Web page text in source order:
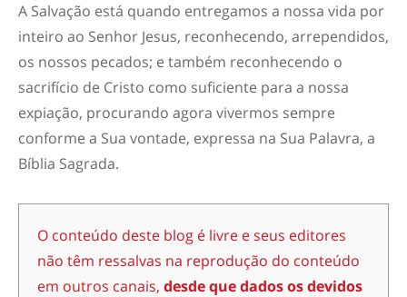
A Salvação está quando entregamos a nossa vida por
inteiro ao Senhor Jesus, reconhecendo, arrependidos,
os nossos pecados; e também reconhecendo o
sacrifício de Cristo como suficiente para a nossa
expiação, procurando agora vivermos sempre
conforme a Sua vontade, expressa na Sua Palavra, a
Bíblia Sagrada.
O conteúdo deste blog é livre e seus editores
não têm ressalvas na reprodução do conteúdo
em outros canais, desde que dados os devidos